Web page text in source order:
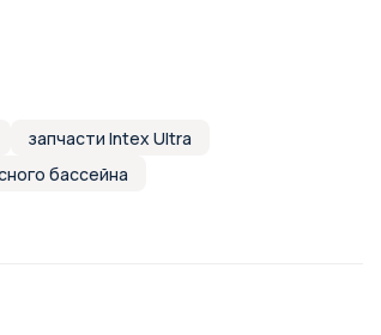
запчасти Intex Ultra
бассейна